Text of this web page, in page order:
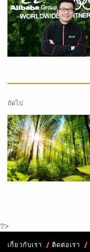
ถัดไป
?>
เกี่ยวกับเรา ติดต่อเรา